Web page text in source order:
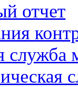
отчет
служба